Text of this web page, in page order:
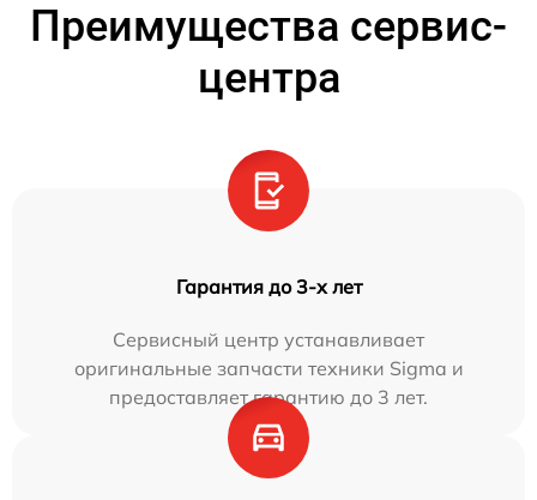
Преимущества сервис-
центра
Гарантия до 3-х лет
Сервисный центр устанавливает
оригинальные запчасти техники Sigma и
предоставляет гарантию до 3 лет.